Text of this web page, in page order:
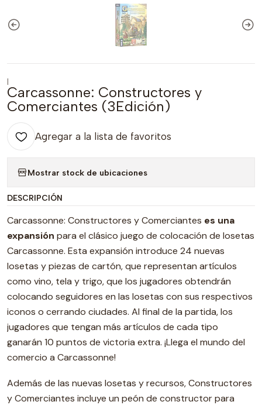
|
Carcassonne: Constructores y
Comerciantes (3Edición)
Agregar a la lista de favoritos
Mostrar stock de ubicaciones
DESCRIPCIÓN
Carcassonne: Constructores y Comerciantes es una
expansión para el clásico juego de colocación de losetas
Carcassonne. Esta expansión introduce 24 nuevas
losetas y piezas de cartón, que representan artículos
como vino, tela y trigo, que los jugadores obtendrán
colocando seguidores en las losetas con sus respectivos
iconos o cerrando ciudades. Al final de la partida, los
jugadores que tengan más artículos de cada tipo
ganarán 10 puntos de victoria extra. ¡Llega el mundo del
comercio a Carcassonne!
Además de las nuevas losetas y recursos, Constructores
y Comerciantes incluye un peón de constructor para